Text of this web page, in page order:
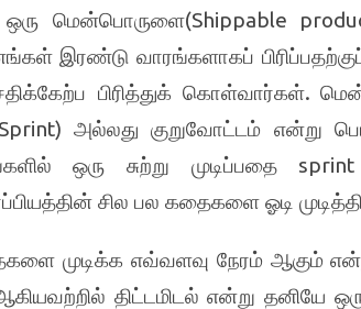
ஒரு மென்பொருளை(Shippable
இரண்டு வாரங்களாகப்
பிரித்துக் கொள்வார்கள்.
அல்லது குறுவோட்டம் என்று
ஒரு சுற்று முடிப்பதை
சில பல கதைகளை ஓடி
முடிக்க எவ்வளவு நேரம் ஆகும்
திட்டமிடல் என்று தனியே